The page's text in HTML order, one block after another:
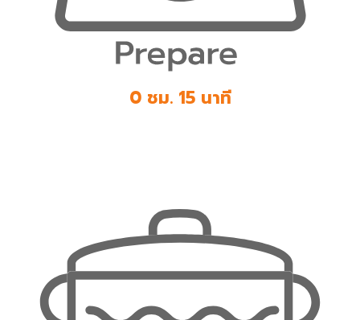
0 ชม. 15 นาที